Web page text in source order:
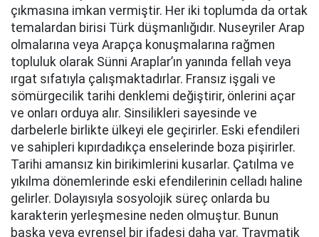
çıkmasına imkan vermiştir. Her iki toplumda da ortak
temalardan birisi Türk düşmanlığıdır. Nuseyriler Arap
olmalarına veya Arapça konuşmalarına rağmen
topluluk olarak Sünni Araplar’ın yanında fellah veya
ırgat sıfatıyla çalışmaktadırlar. Fransız işgali ve
sömürgecilik tarihi denklemi değiştirir, önlerini açar
ve onları orduya alır. Sinsilikleri sayesinde ve
darbelerle birlikte ülkeyi ele geçirirler. Eski efendileri
ve sahipleri kıpırdadıkça enselerinde boza pişirirler.
Tarihi amansız kin birikimlerini kusarlar. Çatılma ve
yıkılma dönemlerinde eski efendilerinin celladı haline
gelirler. Dolayısıyla sosyolojik süreç onlarda bu
karakterin yerleşmesine neden olmuştur. Bunun
başka veya evrensel bir ifadesi daha var. Travmatik